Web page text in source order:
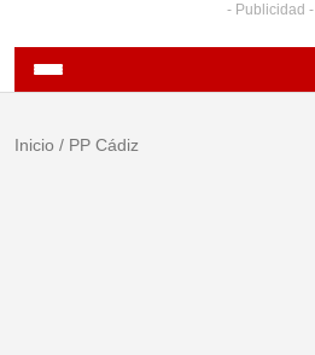
- Publicidad -
Inicio / PP Cádiz